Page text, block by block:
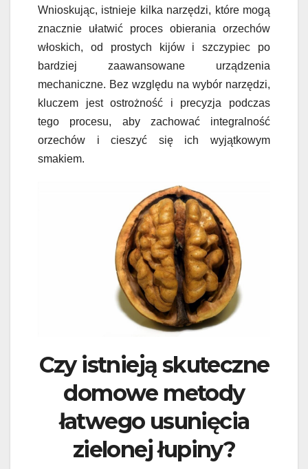
Wnioskując, istnieje kilka narzędzi, które mogą
znacznie ułatwić proces obierania orzechów
włoskich, od prostych kijów i szczypiec po
bardziej zaawansowane urządzenia
mechaniczne. Bez względu na wybór narzędzi,
kluczem jest ostrożność i precyzja podczas
tego procesu, aby zachować integralność
orzechów i cieszyć się ich wyjątkowym
smakiem.
Czy istnieją skuteczne
domowe metody
łatwego usunięcia
zielonej łupiny?